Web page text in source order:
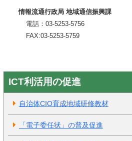
情報流通行政局 地域通信振興課
電話：03-5253-5756
FAX:03-5253-5759
ICT利活用の促進
自治体CIO育成地域研修教材
「電子委任状」の普及促進